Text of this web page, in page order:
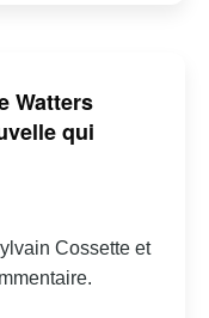
Watters
qui
Cossette et